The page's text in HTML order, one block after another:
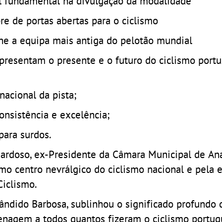
de portas abertas para o ciclismo
a equipa mais antiga do pelotão mundial
o presente e o futuro do ciclismo
da pista;
e excelência;
surdos.
ex-Presidente da Câmara Municipal de
centro nevrálgico do ciclismo nacional e pela
Barbosa, sublinhou o significado profundo
a todos quantos fizeram o ciclismo